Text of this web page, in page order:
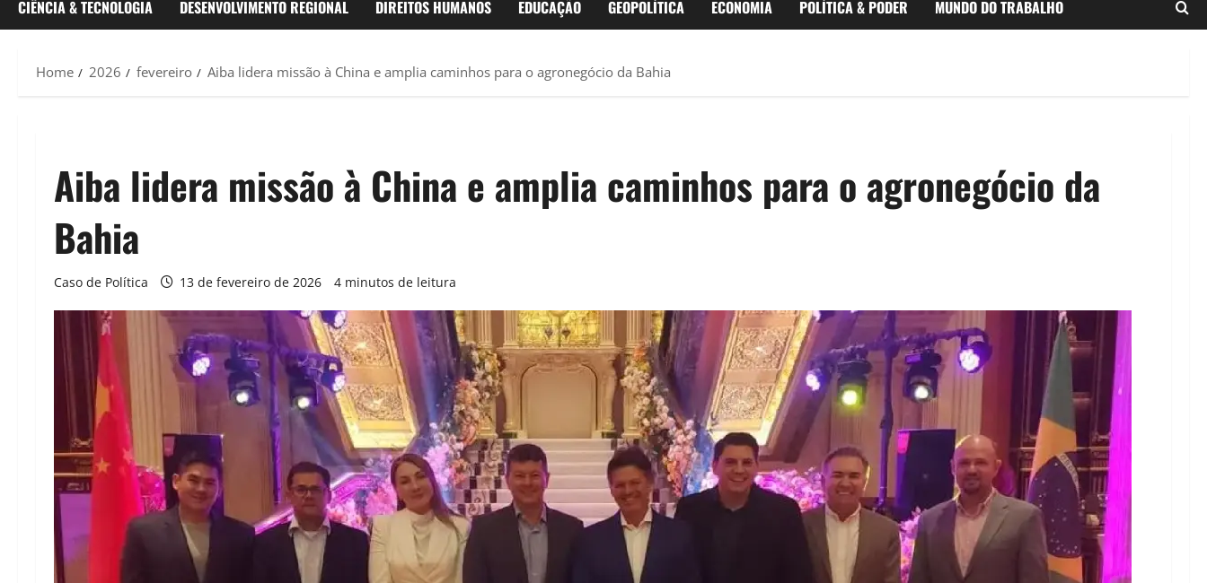
CIÊNCIA & TECNOLOGIA DESENVOLVIMENTO REGIONAL DIREITOS HUMANOS EDUCAÇÃO GEOPOLÍTICA ECONOMIA POLÍTICA & PODER MUNDO DO TRABALHO
Home 2026 fevereiro Aiba lidera missão à China e amplia caminhos para o agronegócio da Bahia
Aiba lidera missão à China e amplia caminhos para o agronegócio da
Bahia
Caso de Política 13 de fevereiro de 2026 4 minutos de leitura